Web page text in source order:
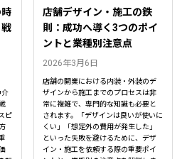
介
ピ
店舗デザイン・施工の鉄
則：成功へ導く3つのポイ
ントと業種別注意点
2026年3月6日
店舗の開業における内装・外装のデ
ザインから施工までのプロセスは非
常に複雑で、専門的な知識も必要と
されます。「デザインは良いが使いに
くい」「想定外の費用が発生した」
といった失敗を避けるために、デザ
イン・施工を依頼する際の重要ポイ